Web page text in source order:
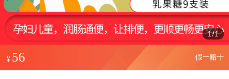
1/1
¥ 56 假一赔十